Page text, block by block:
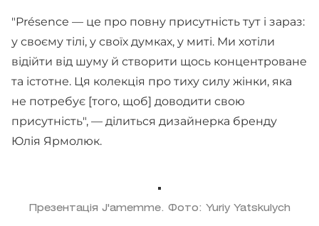
"Présence — це про повну присутність тут і зараз:
у своєму тілі, у своїх думках, у миті. Ми хотіли
відійти від шуму й створити щось концентроване
та істотне. Ця колекція про тиху силу жінки, яка
не потребує [того, щоб] доводити свою
присутність", — ділиться дизайнерка бренду
Юлія Ярмолюк.
Презентація J'amemme. Фото: Yuriy Yatskulych